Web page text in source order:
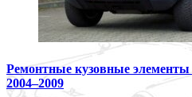
Ремонтные кузовные
2004–2009